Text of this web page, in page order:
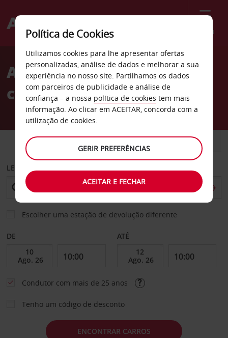
Menu
Welcome
AvisAluguer de
carros Pergamino
CARRO COMERCIAIS
LEVANTAR EM
Escolher uma estação de devolução diferente
DE ATÉ
Condutor com mais de 25 anos
Tenho um código de desconto
ENCONTRAR CARROS
Política de Cookies
Utilizamos cookies para lhe apresentar ofertas
personalizadas, análise de dados e melhorar a sua
experiência no nosso site. Partilhamos os dados
com parceiros de publicidade e análise de
confiança – a nossa política de cookies tem mais
informação. Ao clicar em ACEITAR, concorda com a
utilização de cookies.
GERIR PREFERÊNCIAS
ACEITAR E FECHAR